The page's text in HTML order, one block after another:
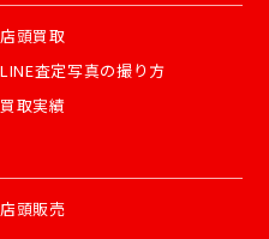
店頭買取
LINE査定写真の撮り方
買取実績
店頭販売